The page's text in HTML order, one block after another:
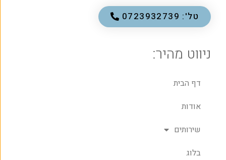
טל': 0723932739
ניווט מהיר:
דף הבית
אודות
שירותים
בלוג